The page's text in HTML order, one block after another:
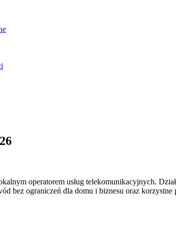
operatorem usług telekomunikacyjnych.
bez ograniczeń dla domu i biznesu oraz